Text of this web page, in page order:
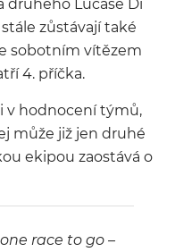
druhého Lucase Di
zůstávají také
sobotním vítězem
4. příčka.
v hodnocení týmů,
může již jen druhé
ekipou zaostává o
race to go –